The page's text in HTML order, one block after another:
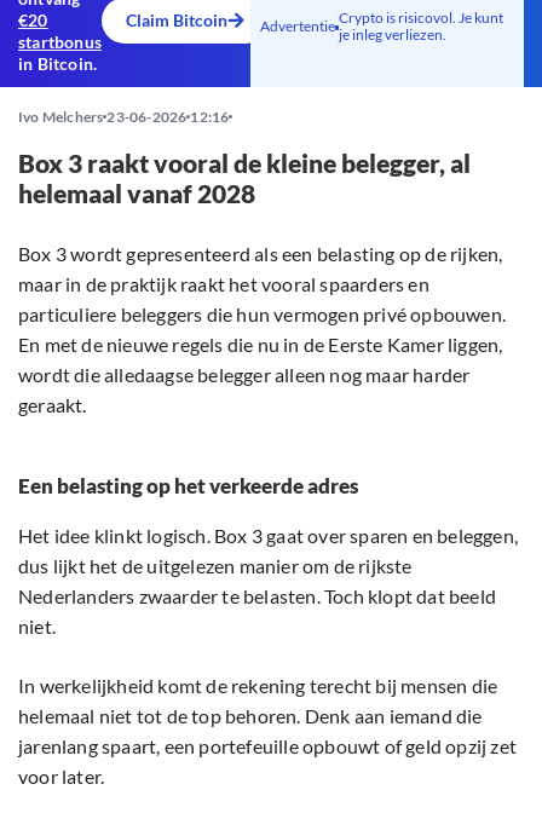
€20
startbonus
in Bitcoin.
Claim Bitcoin Advertentie Crypto is risicovol. Je kunt
je inleg verliezen.
Ivo Melchers 23-06-2026 12:16
Box 3 raakt vooral de kleine belegger, al
helemaal vanaf 2028
Box 3 wordt gepresenteerd als een belasting op de rijken,
maar in de praktijk raakt het vooral spaarders en
particuliere beleggers die hun vermogen privé opbouwen.
En met de nieuwe regels die nu in de Eerste Kamer liggen,
wordt die alledaagse belegger alleen nog maar harder
geraakt.
Een belasting op het verkeerde adres
Het idee klinkt logisch. Box 3 gaat over sparen en beleggen,
dus lijkt het de uitgelezen manier om de rijkste
Nederlanders zwaarder te belasten. Toch klopt dat beeld
niet.
In werkelijkheid komt de rekening terecht bij mensen die
helemaal niet tot de top behoren. Denk aan iemand die
jarenlang spaart, een portefeuille opbouwt of geld opzij zet
voor later.